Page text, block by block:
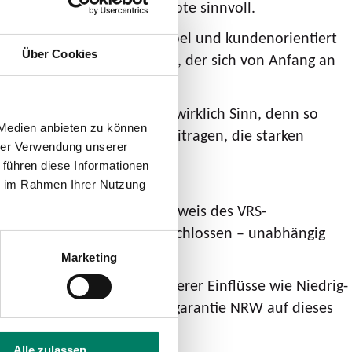
Über Cookies
anbieten zu können
Verwendung unserer
diese Informationen
Rahmen Ihrer Nutzung
Marketing
Bus- und Bahnangebote sinnvoll.
Akteure, wie flexibel und kundenorientiert
den Betreiber der Fähre, der sich von Anfang an
zu unterstützen.“
macht wirklich Sinn, denn so
So können wir dazu beitragen, die starken
ist ein gültiger Fahrausweis des VRS-
der Integration ausgeschlossen – unabhängig
betrieblicher und äußerer Einflüsse wie Niedrig-
findet die Mobilitätsgarantie NRW auf dieses